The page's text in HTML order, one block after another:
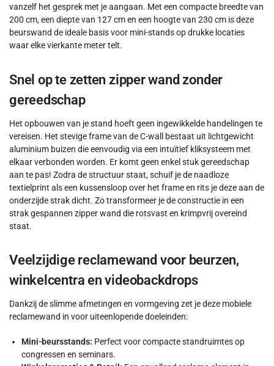
vanzelf het gesprek met je aangaan. Met een compacte breedte van
200 cm, een diepte van 127 cm en een hoogte van 230 cm is deze
beurswand de ideale basis voor mini-stands op drukke locaties
waar elke vierkante meter telt.
Snel op te zetten zipper wand zonder
gereedschap
Het opbouwen van je stand hoeft geen ingewikkelde handelingen te
vereisen. Het stevige frame van de C-wall bestaat uit lichtgewicht
aluminium buizen die eenvoudig via een intuïtief kliksysteem met
elkaar verbonden worden. Er komt geen enkel stuk gereedschap
aan te pas! Zodra de structuur staat, schuif je de naadloze
textielprint als een kussensloop over het frame en rits je deze aan de
onderzijde strak dicht. Zo transformeer je de constructie in een
strak gespannen zipper wand die rotsvast en krimpvrij overeind
staat.
Veelzijdige reclamewand voor beurzen,
winkelcentra en videobackdrops
Dankzij de slimme afmetingen en vormgeving zet je deze mobiele
reclamewand in voor uiteenlopende doeleinden:
Mini-beursstands: Perfect voor compacte standruimtes op
congressen en seminars.